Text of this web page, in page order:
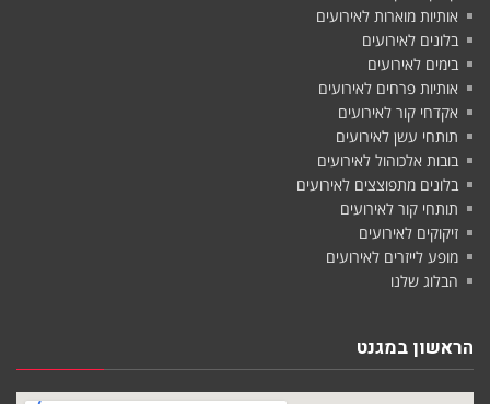
אותיות מוארות לאירועים
בלונים לאירועים
בימים לאירועים
אותיות פרחים לאירועים
אקדחי קור לאירועים
תותחי עשן לאירועים
בובות אלכוהול לאירועים
בלונים מתפוצצים לאירועים
תותחי קור לאירועים
זיקוקים לאירועים
מופע לייזרים לאירועים
הבלוג שלנו
הראשון במגנט